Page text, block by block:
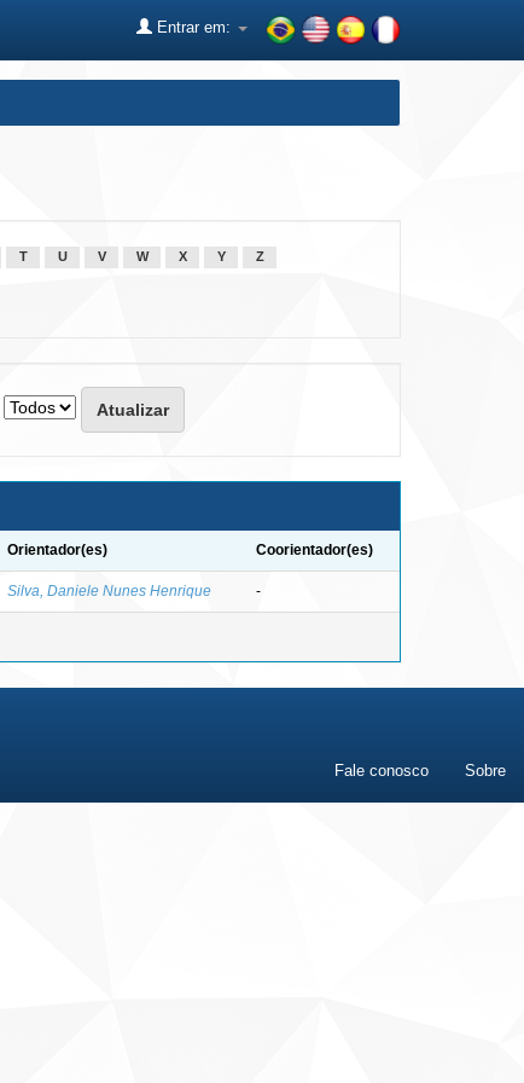
Entrar em:
T U V W X Y Z
Orientador(es) Coorientador(es)
Silva, Daniele Nunes Henrique -
Fale conosco Sobre